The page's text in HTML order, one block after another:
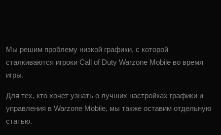
Мы решим проблему низкой графики, с которой
сталкиваются игроки Call of Duty Warzone Mobile во время
игры.
Для тех, кто хочет узнать о лучших настройках графики и
управления в Warzone Mobile, мы также оставим отдельную
статью.